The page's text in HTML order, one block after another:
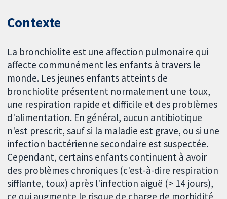
Contexte
La bronchiolite est une affection pulmonaire qui
affecte communément les enfants à travers le
monde. Les jeunes enfants atteints de
bronchiolite présentent normalement une toux,
une respiration rapide et difficile et des problèmes
d'alimentation. En général, aucun antibiotique
n'est prescrit, sauf si la maladie est grave, ou si une
infection bactérienne secondaire est suspectée.
Cependant, certains enfants continuent à avoir
des problèmes chroniques (c'est-à-dire respiration
sifflante, toux) après l'infection aiguë (> 14 jours),
ce qui augmente le risque de charge de morbidité